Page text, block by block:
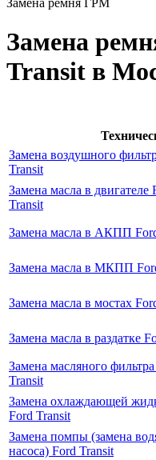
Замена
Transit в
Замена воздушного
Transit
Замена масла в двигателе
Transit
Замена масла в АКПП
Замена масла в МКПП
Замена масла в мостах
Замена масла в раздатке
Замена масляного
Transit
Замена охлаждающей
Ford Transit
Замена помпы (замена
насоса) Ford Transit